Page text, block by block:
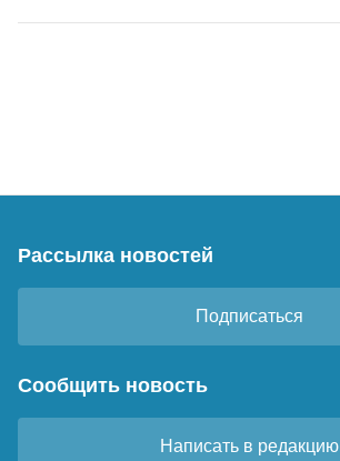
Рассылка новостей
Подписаться
Сообщить новость
Написать в редакцию